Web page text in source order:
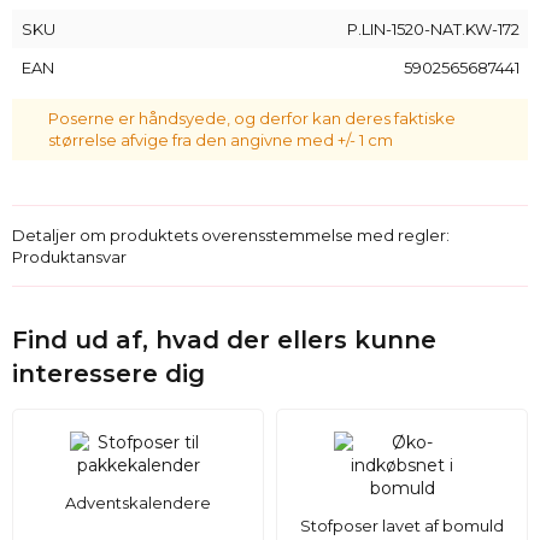
(bomuldsstof tilsat syntetiske fibre) og hørposer syet af
100% naturligt hør fra polsk produktion.
SKU
P.LIN-1520-NAT.KW-172
EAN
5902565687441
Poserne er håndsyede, og derfor kan deres faktiske
størrelse afvige fra den angivne med +/- 1 cm
Detaljer om produktets overensstemmelse med regler:
Produktansvar
Find ud af, hvad der ellers kunne
interessere dig
Adventskalendere
Stofposer lavet af bomuld